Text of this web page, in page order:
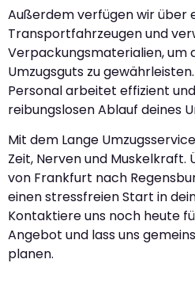
Außerdem verfügen wir über
Transportfahrzeugen und
Verpackungsmaterialien, um
Umzugsguts zu
Personal arbeitet effizient
reibungslosen Ablauf deines
Mit dem Lange
Zeit, Nerven und Muskelkraft.
von Frankfurt nach
einen stressfreien Start in
Kontaktiere uns noch heute
Angebot und lass uns
planen.